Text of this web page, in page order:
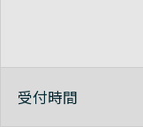
受付時間